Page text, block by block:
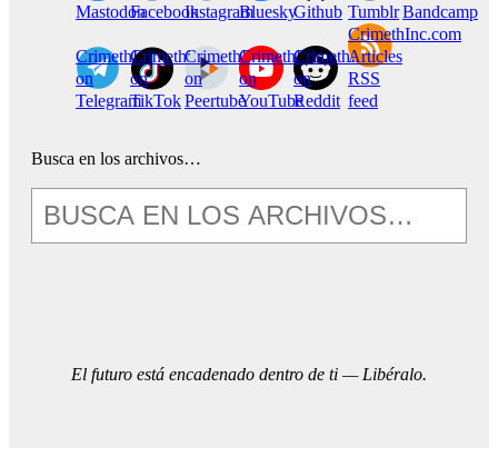
MastodonFacebookInstagramBlueskyGithub TumblrBandcamp
CrimethInc.
on
Telegram
Crimethinc.
on
TikTok
CrimethInc.
on
Peertube
CrimethInc.
on
YouTube
CrimethInc.
on
Reddit
CrimethInc.com
Articles
RSS
feed
Busca en los archivos…
El futuro está encadenado dentro de ti — Libéralo.